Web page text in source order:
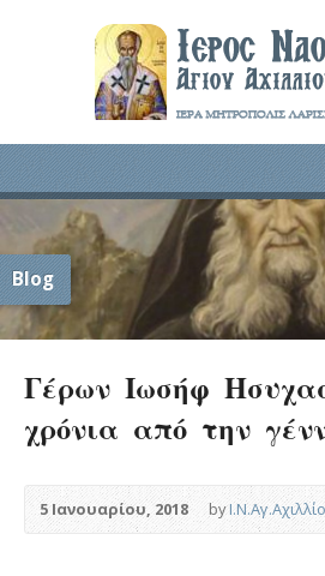
Blog
Γέρων Ιωσήφ
χρόνια από την
5 Ιανουαρίου, 2018 by